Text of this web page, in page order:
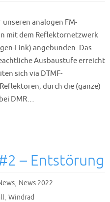
analogen FM-
mit dem Reflektornetzwerk
Link) angebunden. Das
Ausbaustufe erreicht
sich via DTMF-
durch die (ganze)
DMR…
– Entstörung
, News 2022
,Windrad